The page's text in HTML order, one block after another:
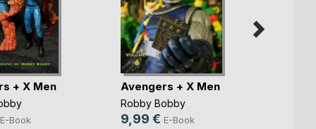
+ X Men
E-Book
Avengers + X Men
Robby Bobby
9,99 € E-Book